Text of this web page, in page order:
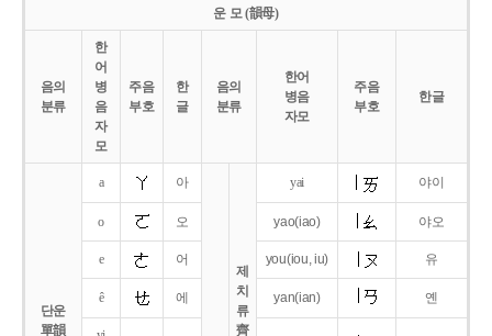
운 모 (韻母)
음의
분류
한
어
병
음
자
모
주음
부호
한
글
음의
분류
한어
병음
자모
주음
부호
한글
단운
單韻
a 아
제
치
류
齊
yai 야이
o 오 yao(iao) 야오
e 어 you(iou,iu) 유
ê 에 yan(ian) 옌